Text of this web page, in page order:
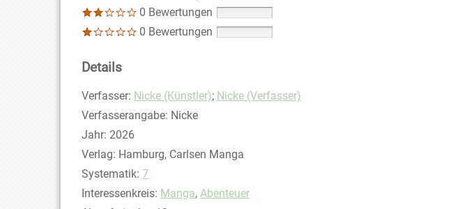
0 Bewertungen
0 Bewertungen
Details
Verfasser: Suche nach diesem Verfasser
Nicke (Künstler); Nicke (Verfasser)
Verfasserangabe: Nicke
Jahr: 2026
Verlag: Hamburg, Carlsen Manga
opens in new tab
Diesen Link in neuem Tab öffnen
Systematik: Suche nach dieser Systematik
7
Interessenkreis: Suche nach diesem Interessenskreis
Manga, Abenteuer